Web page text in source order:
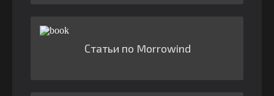
Статьи по Morrowind